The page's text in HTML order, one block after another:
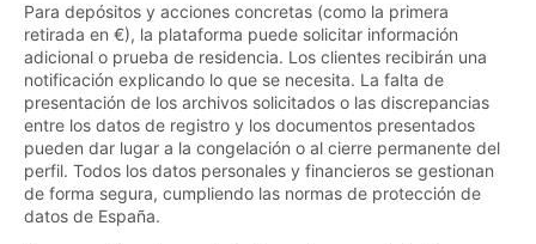
Para depósitos y acciones concretas (como la primera
retirada en €), la plataforma puede solicitar información
adicional o prueba de residencia. Los clientes recibirán una
notificación explicando lo que se necesita. La falta de
presentación de los archivos solicitados o las discrepancias
entre los datos de registro y los documentos presentados
pueden dar lugar a la congelación o al cierre permanente del
perfil. Todos los datos personales y financieros se gestionan
de forma segura, cumpliendo las normas de protección de
datos de España.